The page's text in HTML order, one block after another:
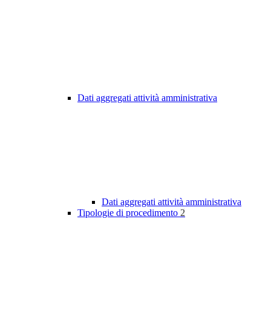
Dati aggregati attività amministrativa
Dati aggregati attività amministrativa
Tipologie di procedimento 2